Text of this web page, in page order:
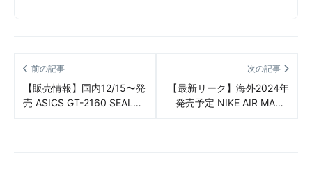
前の記事
【販売情報】国内12/15〜発
売 ASICS GT-2160 SEAL
次の記事
【最新リーク】海外2024年
発売予定 NIKE AIR MAX 1